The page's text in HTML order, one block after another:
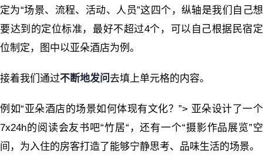
定为“场景、流程、活动、人员”这四个，纵轴是我们自己想
要达到的定位标准，最好不超过4个，可以自己根据民宿定
位制定，图中以亚朵酒店为例。
接着我们通过不断地发问去填上单元格的内容。
例如“亚朵酒店的场景如何体现有文化？”> 亚朵设计了一个
7x24h的阅读会友书吧“竹居“，还有一个“摄影作品展览”空
间，为入住的房客打造了能够宁静思考、品味生活的场景。